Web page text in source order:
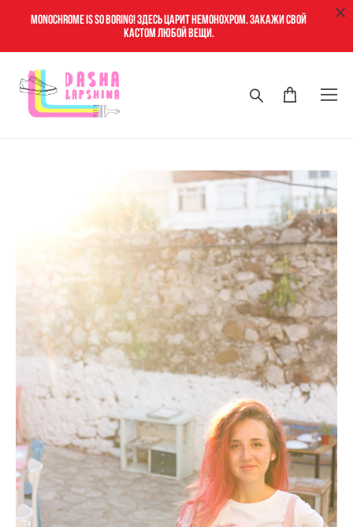
Monochrome is so boring! Здесь царит немонохром. Закажи свой
кастом любой вещи.